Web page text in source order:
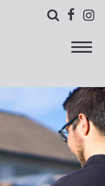
  